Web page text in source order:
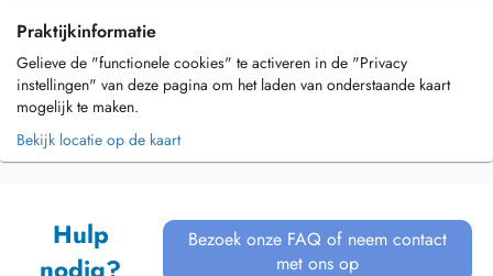
Praktijkinformatie
Gelieve de "functionele cookies" te activeren in de "Privacy
instellingen" van deze pagina om het laden van onderstaande kaart
mogelijk te maken.
Bekijk locatie op de kaart
Hulp
Bezoek onze FAQ of neem contact
met ons op